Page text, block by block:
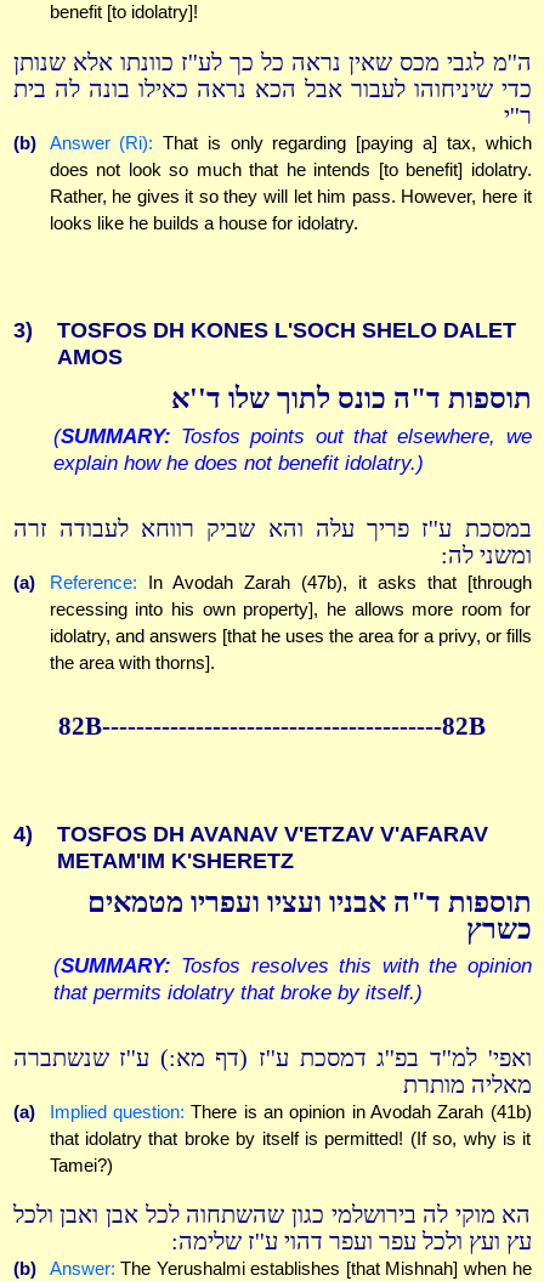
benefit [to idolatry]!
ה''מ לגבי מכס שאין נראה כל כך לע''ז כוונתו אלא שנותן
כדי שיניחוהו לעבור אבל הכא נראה כאילו בונה לה בית
ר''י
(b) Answer (Ri): That is only regarding [paying a] tax, which
does not look so much that he intends [to benefit] idolatry.
Rather, he gives it so they will let him pass. However, here it
looks like he builds a house for idolatry.
3)
TOSFOS DH KONES L'SOCH SHELO DALET
AMOS
תוספות ד"ה כונס לתוך שלו ד''א
(SUMMARY: Tosfos points out that elsewhere, we
explain how he does not benefit idolatry.)
במסכת ע''ז פריך עלה והא שביק רווחא לעבודה זרה
ומשני לה:
(a) Reference: In Avodah Zarah (47b), it asks that [through
recessing into his own property], he allows more room for
idolatry, and answers [that he uses the area for a privy, or fills
the area with thorns].
82B----------------------------------------82B
4)
TOSFOS DH AVANAV V'ETZAV V'AFARAV
METAM'IM K'SHERETZ
תוספות ד"ה אבניו ועציו ועפריו מטמאים
כשרץ
(SUMMARY: Tosfos resolves this with the opinion
that permits idolatry that broke by itself.)
ואפי' למ''ד בפ''ג דמסכת ע''ז (דף מא:) ע''ז שנשתברה
מאליה מותרת
(a) Implied question: There is an opinion in Avodah Zarah (41b)
that idolatry that broke by itself is permitted! (If so, why is it
Tamei?)
הא מוקי לה בירושלמי כגון שהשתחוה לכל אבן ואבן ולכל
עץ ועץ ולכל עפר ועפר דהוי ע''ז שלימה:
(b) Answer: The Yerushalmi establishes [that Mishnah] when he